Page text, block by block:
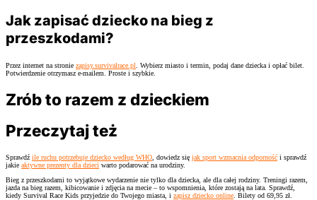
Jak zapisać dziecko na bieg z
przeszkodami?
Przez internet na stronie zapisy.survivalrace.pl. Wybierz miasto i termin, podaj dane dziecka i opłać bilet.
Potwierdzenie otrzymasz e-mailem. Proste i szybkie.
Zrób to razem z dzieckiem
Przeczytaj też
Sprawdź ile ruchu potrzebuje dziecko według WHO , dowiedz się jak sport wzmacnia odporność i sprawdź
jakie aktywne prezenty dla dzieci warto podarować na urodziny.
Bieg z przeszkodami to wyjątkowe wydarzenie nie tylko dla dziecka, ale dla całej rodziny. Treningi razem,
jazda na bieg razem, kibicowanie i zdjęcia na mecie – to wspomnienia, które zostają na lata. Sprawdź,
kiedy Survival Race Kids przyjedzie do Twojego miasta, i zapisz dziecko online . Bilety od 69,95 zł.